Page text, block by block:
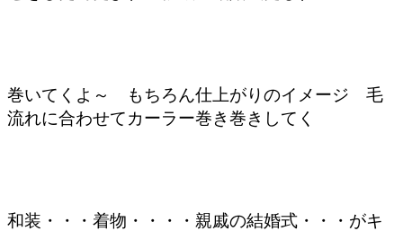
巻いてくよ～ もちろん仕上がりのイメージ 毛
流れに合わせてカーラー巻き巻きしてく
和装・・・着物・・・・親戚の結婚式・・・がキ